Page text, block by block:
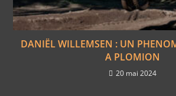
DANIËL WILLEMSEN : UN
A PLOMION
20 mai 2024